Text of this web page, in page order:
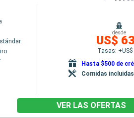
desde
US$
Tasas: +US$
Hasta $500 de
Comidas incluidas
VER LAS OFERTAS